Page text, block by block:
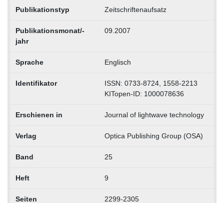
Publikationstyp Zeitschriftenaufsatz
Publikationsmonat/-
jahr
09.2007
Sprache Englisch
Identifikator
ISSN: 0733-8724, 1558-2213
KITopen-ID: 1000078636
Erschienen in Journal of lightwave technology
Verlag Optica Publishing Group (OSA)
Band 25
Heft 9
Seiten 2299-2305